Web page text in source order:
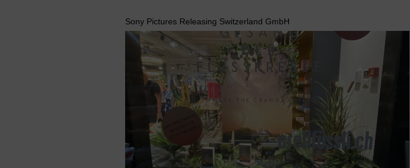
Sony Pictures Releasing Switzerland GmbH